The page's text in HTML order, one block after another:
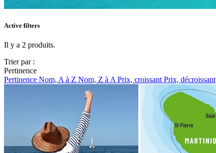
Active filters
Il y a 2 produits.
Trier par :
Pertinence
Pertinence Nom, A à Z Nom, Z à A Prix, croissant Prix, décroissant